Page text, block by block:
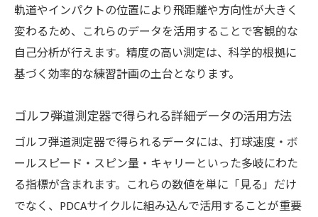
軌道やインパクトの位置により飛距離や方向性が大きく
変わるため、これらのデータを活用することで客観的な
自己分析が行えます。精度の高い測定は、科学的根拠に
基づく効率的な練習計画の土台となります。
ゴルフ弾道測定器で得られる詳細データの活用方法
ゴルフ弾道測定器で得られるデータには、打球速度・ボ
ールスピード・スピン量・キャリーといった多岐にわた
る指標が含まれます。これらの数値を単に「見る」だけ
でなく、PDCAサイクルに組み込んで活用することが重要